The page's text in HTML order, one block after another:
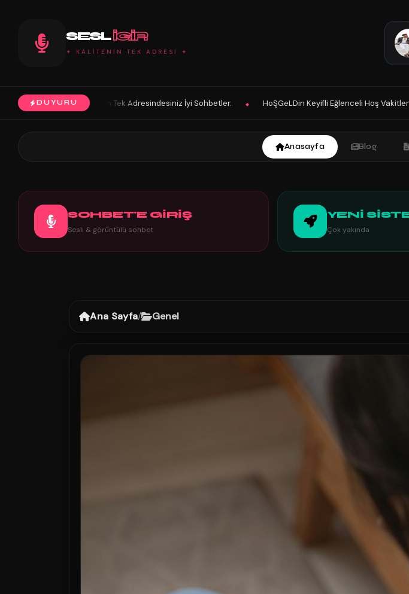
SESL IGIR
✦ KALİTENİN TEK ADRESİ ✦
DUYURU
Adresindesiniz İyi Sohbetler. ◆ HoŞGeLDin Keyifli Eğlenceli Hoş Vakitler Diler 2026 Panelimiz Hayırlı
Anasayfa Blog
SOHBET'E GİRİŞ
Sesli & görüntülü sohbet
YENİ
Çok yakında
Ana Sayfa/ Genel